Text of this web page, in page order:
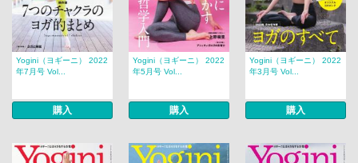
Yogini（ヨギーニ） 2022
年7月号 Vol...
購入
Yogini（ヨギーニ） 2022
年5月号 Vol...
購入
Yogini（ヨギーニ） 2022
年3月号 Vol...
購入